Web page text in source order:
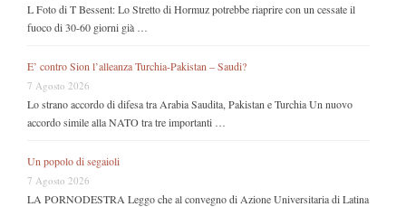
L Foto di T Bessent: Lo Stretto di Hormuz potrebbe riaprire con un cessate il
fuoco di 30-60 giorni già …
E’ contro Sion l’alleanza Turchia-Pakistan – Saudi?
7 Agosto 2026
Lo strano accordo di difesa tra Arabia Saudita, Pakistan e Turchia Un nuovo
accordo simile alla NATO tra tre importanti …
Un popolo di segaioli
7 Agosto 2026
LA PORNODESTRA Leggo che al convegno di Azione Universitaria di Latina